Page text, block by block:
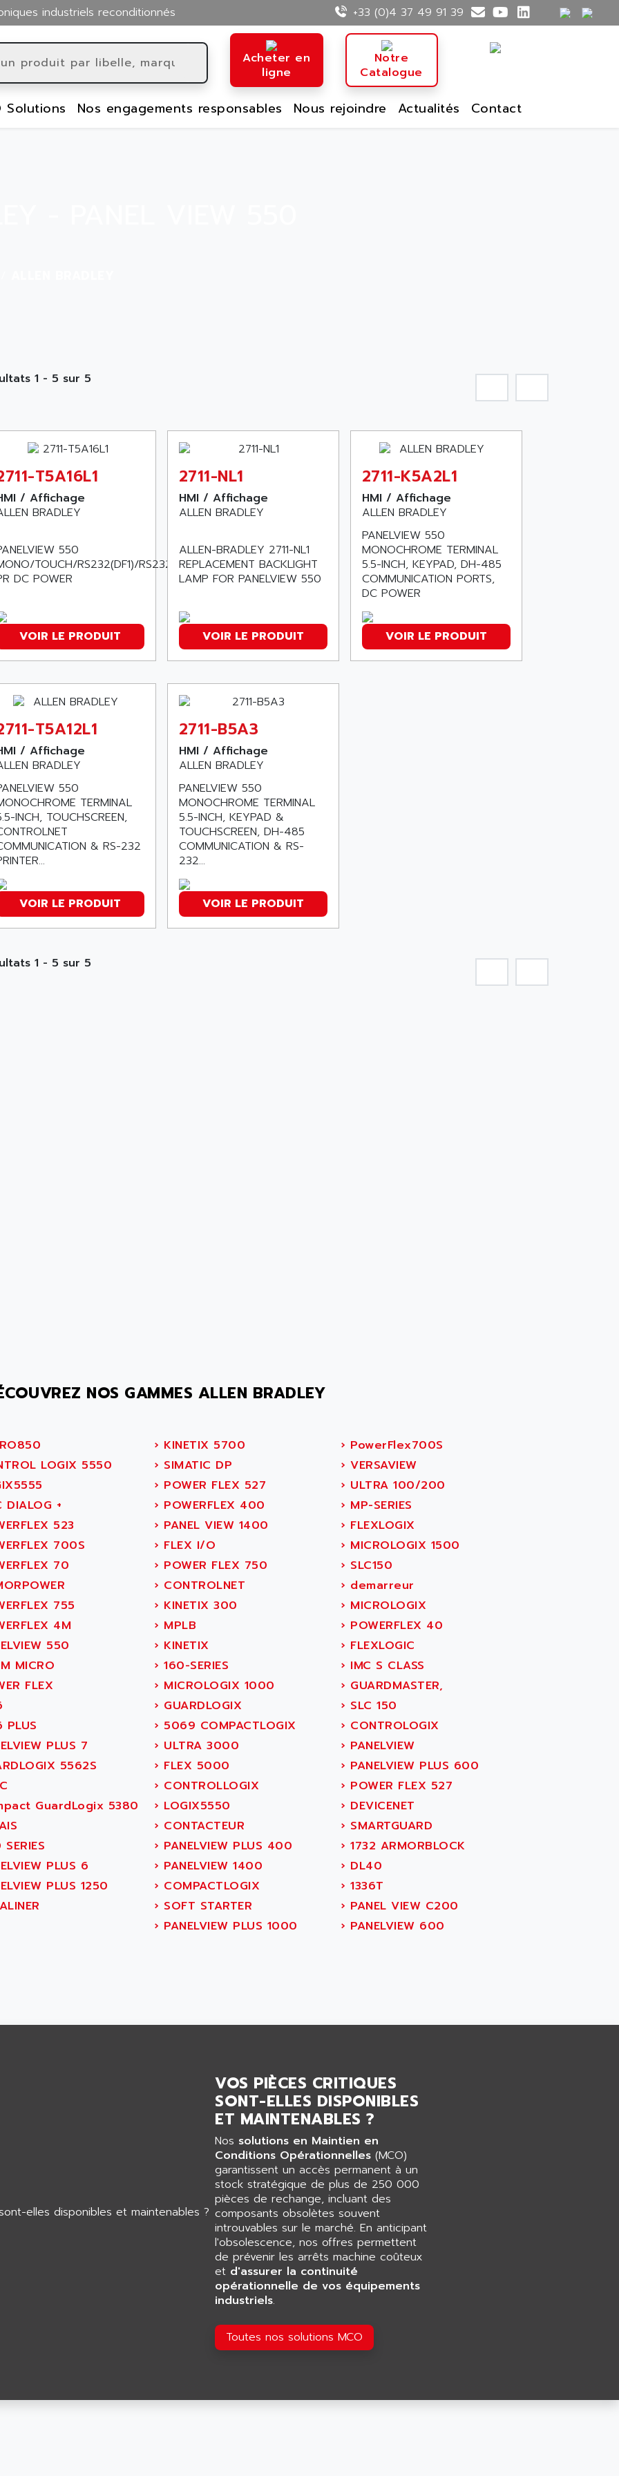
industriels reconditionnés +33 (0)4 37 49 91 39
Acheter en
ligne
Notre
Catalogue
Solutions Nos engagements responsables Nous rejoindre Actualités Contact
1 - 5 sur 5
T5A16L1
/ Affichage
BRADLEY
550
TOUCH/RS232(DF1)/RS232-
DC POWER
VOIR LE PRODUIT
2711-NL1
HMI / Affichage
ALLEN BRADLEY
ALLEN-BRADLEY 2711-NL1
REPLACEMENT BACKLIGHT
LAMP FOR PANELVIEW 550
VOIR LE PRODUIT
2711-K5A2L1
HMI / Affichage
ALLEN BRADLEY
PANELVIEW 550
MONOCHROME TERMINAL
5.5-INCH, KEYPAD, DH-485
COMMUNICATION PORTS,
DC POWER
VOIR LE PRODUIT
T5A12L1
/ Affichage
BRADLEY
550
TERMINAL
INCH, TOUCHSCREEN,
& RS-232
VOIR LE PRODUIT
2711-B5A3
HMI / Affichage
ALLEN BRADLEY
PANELVIEW 550
MONOCHROME TERMINAL
5.5-INCH, KEYPAD &
TOUCHSCREEN, DH-485
COMMUNICATION & RS-
232...
VOIR LE PRODUIT
1 - 5 sur 5
NOS GAMMES ALLEN BRADLEY
› KINETIX 5700 › PowerFlex700S
LOGIX 5550 › SIMATIC DP › VERSAVIEW
› POWER FLEX 527 › ULTRA 100/200
DIALOG + › POWERFLEX 400 › MP-SERIES
523 › PANEL VIEW 1400 › FLEXLOGIX
700S › FLEX I/O › MICROLOGIX 1500
70 › POWER FLEX 750 › SLC150
› CONTROLNET › demarreur
755 › KINETIX 300 › MICROLOGIX
4M › MPLB › POWERFLEX 40
550 › KINETIX › FLEXLOGIC
MICRO › 160-SERIES › IMC S CLASS
FLEX › MICROLOGIX 1000 › GUARDMASTER,
› GUARDLOGIX › SLC 150
PLUS › 5069 COMPACTLOGIX › CONTROLOGIX
PLUS 7 › ULTRA 3000 › PANELVIEW
5562S › FLEX 5000 › PANELVIEW PLUS 600
› CONTROLLOGIX › POWER FLEX 527
GuardLogix 5380 › LOGIX5550 › DEVICENET
› CONTACTEUR › SMARTGUARD
› PANELVIEW PLUS 400 › 1732 ARMORBLOCK
PLUS 6 › PANELVIEW 1400 › DL40
PLUS 1250 › COMPACTLOGIX › 1336T
› SOFT STARTER › PANEL VIEW C200
› PANELVIEW PLUS 1000 › PANELVIEW 600
VOS PIÈCES CRITIQUES
SONT-ELLES DISPONIBLES
ET MAINTENABLES ?
Nos solutions en Maintien en
Conditions Opérationnelles (MCO)
garantissent un accès permanent à un
stock stratégique de plus de 250 000
pièces de rechange, incluant des
composants obsolètes souvent
introuvables sur le marché. En anticipant
l'obsolescence, nos offres permettent
de prévenir les arrêts machine coûteux
et d'assurer la continuité
opérationnelle de vos équipements
industriels.
Toutes nos solutions MCO